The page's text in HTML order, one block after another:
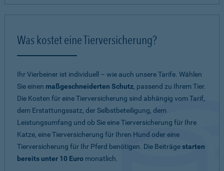
Was kostet eine Tierversicherung?
Ihr Vierbeiner ist individuell – wie auch unsere Tarife. Wählen
Sie einen maßgeschneiderten Schutz, passend zu Ihrem Tier.
Die Kosten für eine Tierversicherung sind abhängig vom Tarif,
dem Erstattungssatz, der Selbstbeteiligung, dem
Leistungsumfang und ob Sie eine Tierversicherung für Ihre
Katze, eine Tierversicherung für Ihren Hund oder eine
Tierversicherung für Ihr Pferd benötigen. Die Beiträgestarten
bereits unter 10 Euro monatlich.